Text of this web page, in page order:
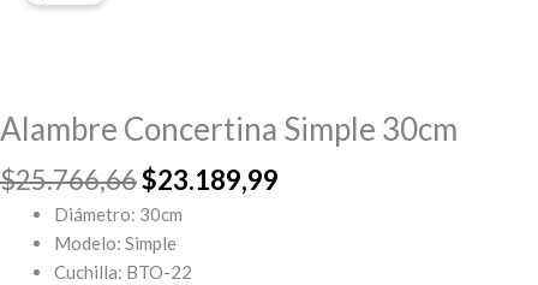
Alambre Concertina Simple 30cm
$25.766,66El
precio
original
era:
$23.189,99
Diámetro: 30cm
Modelo: Simple
Cuchilla: BTO-22